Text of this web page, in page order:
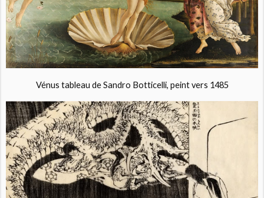
Vénus tableau de Sandro Botticelli, peint vers 1485